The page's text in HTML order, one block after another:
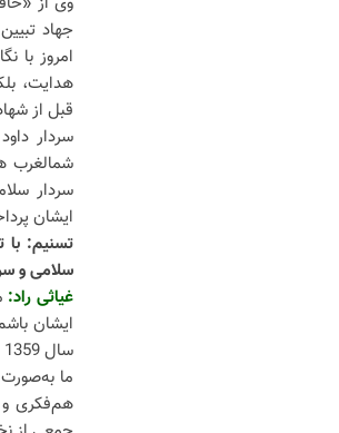
جهاد
هدایت،
قبل از
سردار
شمالغرب
سردار
ایشان
تسنیم: با
سلامی و
غیاثی راد:
ایشان
سال 1359 است، پیوندهای مستحکمی داشتیم.
ما به‌صورت
هم‌فکری و